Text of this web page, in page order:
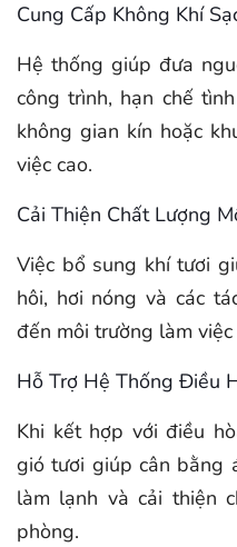
Cung Cấp Không Khí
Hệ thống giúp đưa
công trình, hạn chế
không gian kín hoặc
việc cao.
Cải Thiện Chất Lượng
Việc bổ sung khí tươi
hôi, hơi nóng và các
đến môi trường làm
Hỗ Trợ Hệ Thống Điều
Khi kết hợp với điều
gió tươi giúp cân bằng
làm lạnh và cải thiện
phòng.